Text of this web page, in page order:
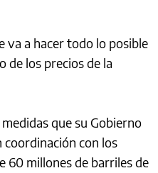
va a hacer todo lo posible
de los precios de la
que su Gobierno
coordinación con los
60 millones de barriles de